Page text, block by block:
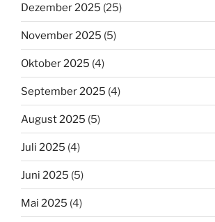
Dezember 2025 (25)
November 2025 (5)
Oktober 2025 (4)
September 2025 (4)
August 2025 (5)
Juli 2025 (4)
Juni 2025 (5)
Mai 2025 (4)